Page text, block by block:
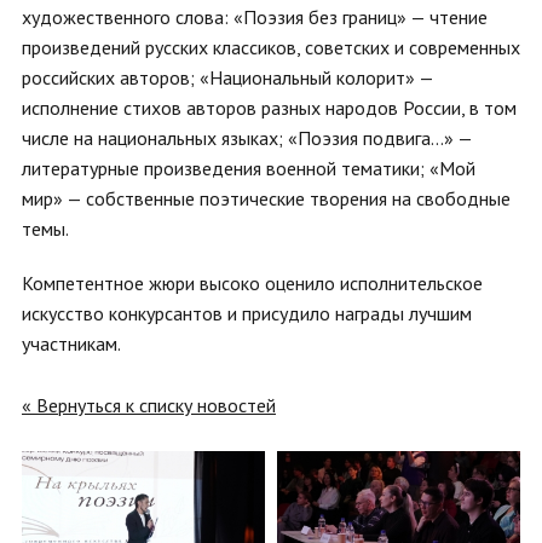
художественного слова: «Поэзия без границ» — чтение
произведений русских классиков, советских и современных
российских авторов; «Национальный колорит» —
исполнение стихов авторов разных народов России, в том
числе на национальных языках; «Поэзия подвига...» —
литературные произведения военной тематики; «Мой
мир» — собственные поэтические творения на свободные
темы.
Компетентное жюри высоко оценило исполнительское
искусство конкурсантов и присудило награды лучшим
участникам.
« Вернуться к списку новостей